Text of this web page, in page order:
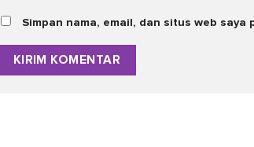
Simpan nama, email, dan situs web